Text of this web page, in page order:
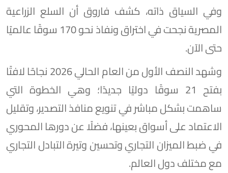
وفي السياق ذاته، كشف فاروق أن السلع الزراعية
المصرية نجحت في اختراق ونفاذ نحو 170 سوقًا عالميًا
حتى الآن.
وشهد النصف الأول من العام الحالي 2026 نجاحًا لافتًا
بفتح 21 سوقًا دوليًا جديدًا؛ وهي الخطوة التي
ساهمت بشكل مباشر في تنويع منافذ التصدير، وتقليل
الاعتماد على أسواق بعينها، فضلًا عن دورها المحوري
في ضبط الميزان التجاري وتحسين وتيرة التبادل التجاري
مع مختلف دول العالم.